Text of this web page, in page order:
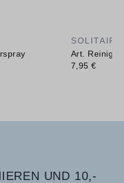
SOLITAIRE
Art.
7,95 €
UND 10,-